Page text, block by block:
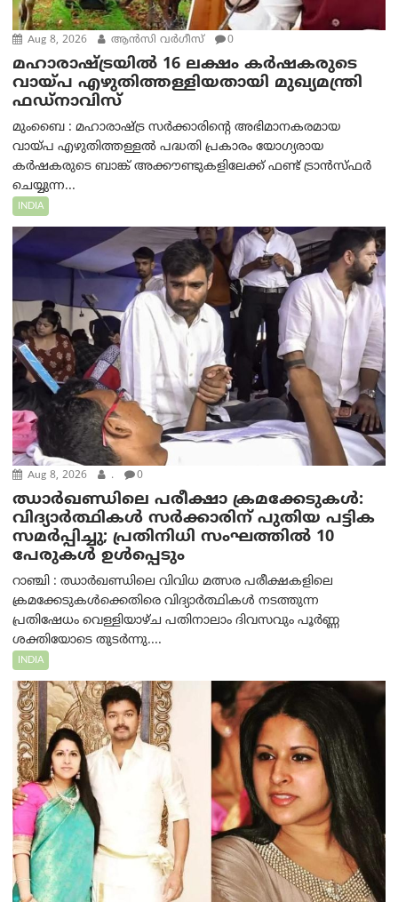
Aug 8, 2026 ആന്‍സി വര്‍ഗീസ് 0
മഹാരാഷ്ട്രയിൽ 16 ലക്ഷം കർഷകരുടെ
വായ്പ എഴുതിത്തള്ളിയതായി മുഖ്യമന്ത്രി
ഫഡ്‌നാവിസ്
മുംബൈ : മഹാരാഷ്ട്ര സർക്കാരിന്റെ അഭിമാനകരമായ
വായ്പ എഴുതിത്തള്ളൽ പദ്ധതി പ്രകാരം യോഗ്യരായ
കർഷകരുടെ ബാങ്ക് അക്കൗണ്ടുകളിലേക്ക് ഫണ്ട് ട്രാൻസ്ഫർ
ചെയ്യുന്ന...
INDIA
Aug 8, 2026 . 0
ഝാര്‍ഖണ്ഡിലെ പരീക്ഷാ ക്രമക്കേടുകള്‍:
വിദ്യാർത്ഥികൾ സർക്കാരിന് പുതിയ പട്ടിക
സമർപ്പിച്ചു; പ്രതിനിധി സംഘത്തിൽ 10
പേരുകൾ ഉൾപ്പെടും
റാഞ്ചി : ഝാർഖണ്ഡിലെ വിവിധ മത്സര പരീക്ഷകളിലെ
ക്രമക്കേടുകൾക്കെതിരെ വിദ്യാർത്ഥികൾ നടത്തുന്ന
പ്രതിഷേധം വെള്ളിയാഴ്ച പതിനാലാം ദിവസവും പൂർണ്ണ
ശക്തിയോടെ തുടർന്നു....
INDIA